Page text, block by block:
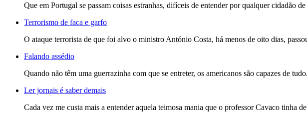
Que em Portugal se passam coisas estranhas, difíceis de entender por qualquer cidadão
Terrorismo de faca e garfo
O ataque terrorista de que foi alvo o ministro António Costa, há menos de oito dias,
Falando assédio
Quando não têm uma guerrazinha com que se entreter, os americanos são capazes de
Ler jornais é saber demais
Cada vez me custa mais a entender aquela teimosa mania que o professor Cavaco tinha